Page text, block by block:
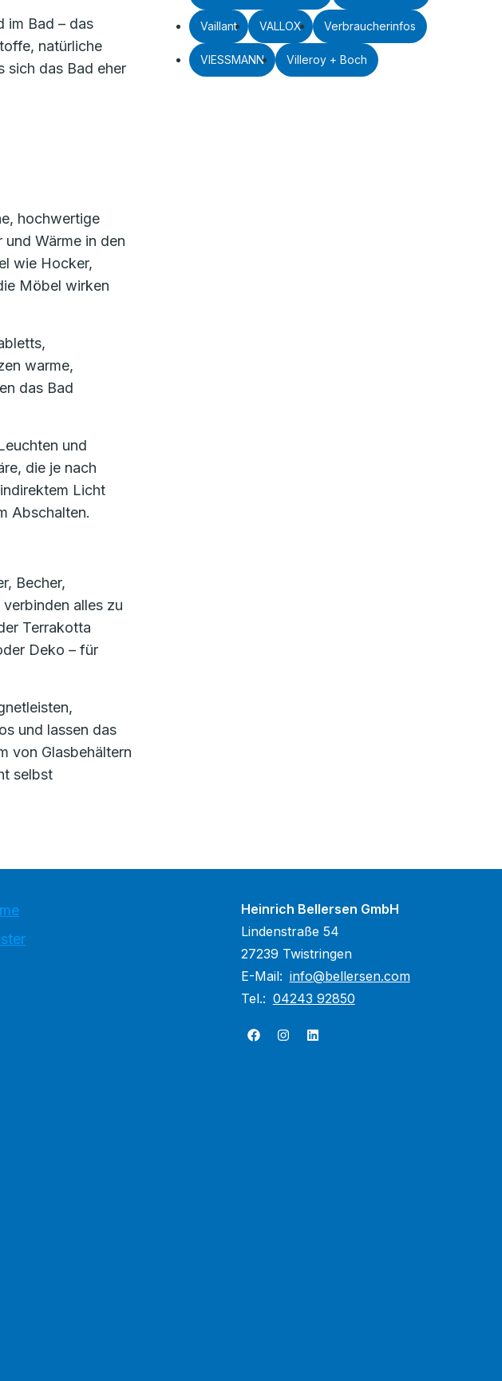
im Bad – das
natürliche
sich das Bad eher
hochwertige
Wärme in den
wie Hocker,
Möbel wirken
warme,
das Bad
und
die je nach
Licht
Abschalten.
Becher,
alles zu
Terrakotta
Deko – für
und lassen das
von Glasbehältern
selbst
Vaillant VALLOX Verbraucherinfos
VIESSMANN Villeroy + Boch
Heinrich Bellersen GmbH
Lindenstraße 54
27239 Twistringen
E-Mail: info@bellersen.com
Tel.: 04243 92850